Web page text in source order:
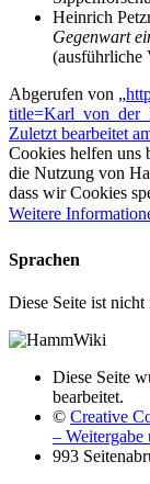
Heinrich
Gegenwart
(ausführliche
Abgerufen von „
Zuletzt bearbeitet
Cookies helfen uns
die Nutzung von
dass wir Cookies
Weitere
Sprachen
Diese Seite ist nicht
Diese Seite
bearbeitet.
© Creative
– Weitergabe
993